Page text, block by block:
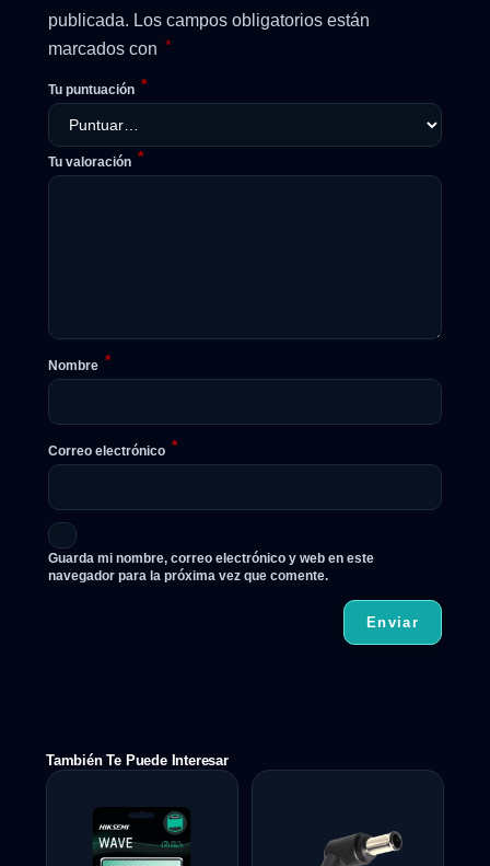
publicada. Los campos obligatorios están
marcados con *
Tu puntuación *
Tu valoración *
Nombre *
Correo electrónico *
Guarda mi nombre, correo electrónico y web en este
navegador para la próxima vez que comente.
También Te Puede Interesar